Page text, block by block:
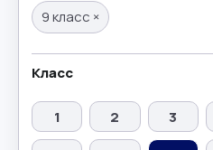
9 класс ×
Класс
1 2 3